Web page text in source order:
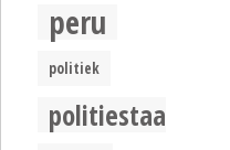
peru
politiek
politiestaat